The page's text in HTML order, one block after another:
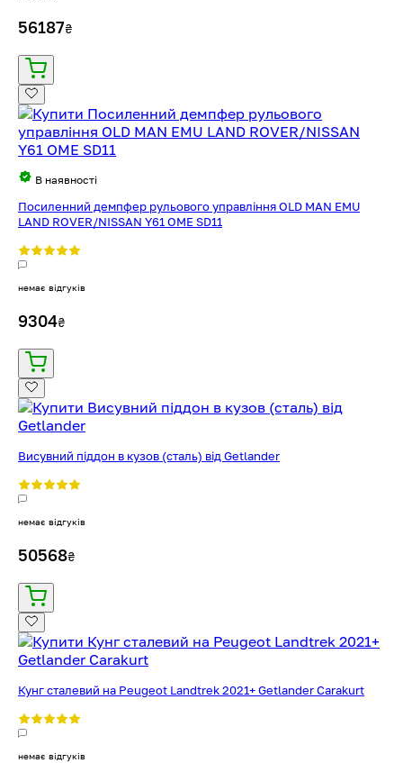
56187₴
В наявності
Посиленний демпфер рульового управління OLD MAN EMU
LAND ROVER/NISSAN Y61 OME SD11
немає відгуків
9304₴
Висувний піддон в кузов (сталь) від Getlander
немає відгуків
50568₴
Кунг сталевий на Peugeot Landtrek 2021+ Getlander Carakurt
немає відгуків